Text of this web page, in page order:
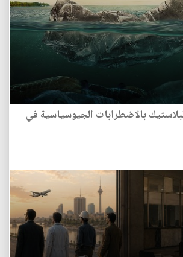
بالاضطرابات الجيوسياسية في